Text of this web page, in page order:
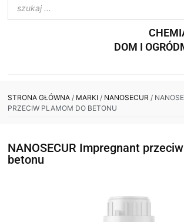
DOM I OGRÓD
STRONA GŁÓWNA / MARKI / NANOSECUR /
PRZECIW PLAMOM DO BETONU
NANOSECUR Impregnant
betonu